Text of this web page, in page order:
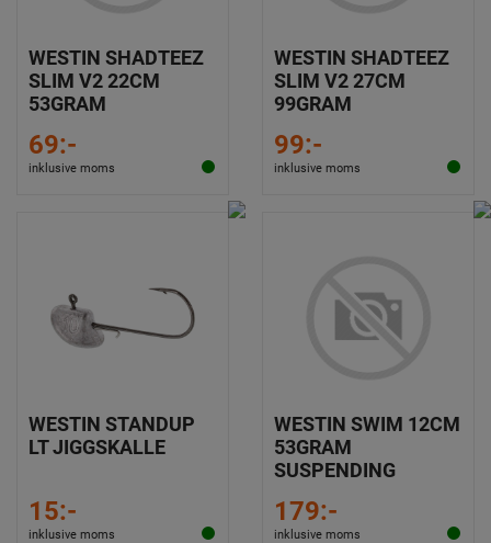
WESTIN SHADTEEZ
SLIM V2 22CM
53GRAM
69:-
inklusive moms
WESTIN SHADTEEZ
SLIM V2 27CM
99GRAM
99:-
inklusive moms
WESTIN STANDUP
LT JIGGSKALLE
15:-
inklusive moms
WESTIN SWIM 12CM
53GRAM
SUSPENDING
179:-
inklusive moms